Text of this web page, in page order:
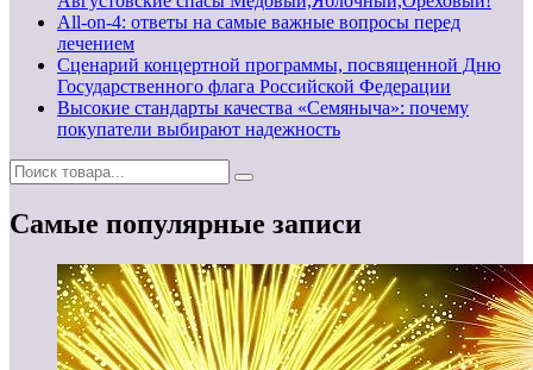
All-on-4: ответы на самые важные вопросы перед
лечением
Сценарий концертной программы, посвященной Дню
Государственного флага Российской Федерации
Высокие стандарты качества «Семяныча»: почему
покупатели выбирают надежность
Самые популярные записи